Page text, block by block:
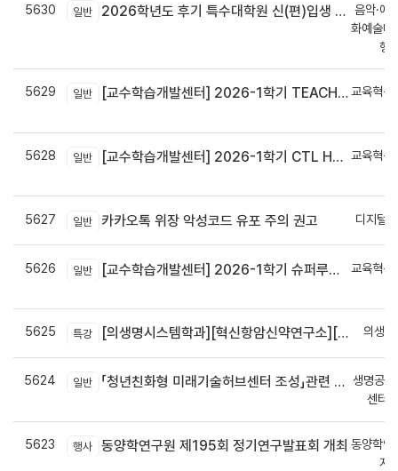
5630 일반 2026학년도 후기 특수대학원 신(편)입생 모집일정
음악·예
화예술대
행
5629 일반 [교수학습개발센터] 2026-1학기 TEACH with CTL(수업컨설팅) 신청 안내
교육혁신
5628 일반 [교수학습개발센터] 2026-1학기 CTL Hero(교수자문단) 모집 연장 안내
교육혁신
5627 일반 카카오톡 위장 악성코드 유포 주의 권고 디지털
5626 일반 [교수학습개발센터] 2026-1학기 슈퍼루키-미래 교육 워크숍 신청 재안내
교육혁신
5625 특강 [의생명시스템학과][혁신항암신약연구소][난치성 내성암 극복 차세대 신약개발 글로벌 사업단] 초청세미나 의생
5624 일반 「청년친화형 미래기술허브센터 조성」관련 의견수렴 설문
생명공
센터
5623 행사 동양학연구원 제195회 정기연구발표회 개최 동양학연
지